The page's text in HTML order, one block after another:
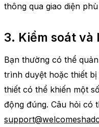
thông qua giao diện
3. Kiểm soát và
Bạn thường có thể
trình duyệt hoặc thiết
thiết có thể khiến một
động đúng. Câu hỏi có